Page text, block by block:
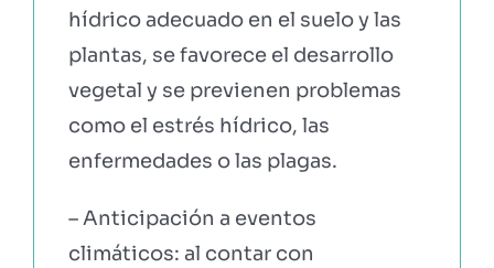
hídrico adecuado en el suelo y las
plantas, se favorece el desarrollo
vegetal y se previenen problemas
como el estrés hídrico, las
enfermedades o las plagas.
– Anticipación a eventos
climáticos: al contar con